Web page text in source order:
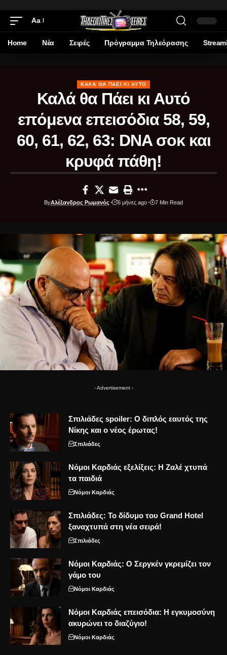
Aa
Home Νέα Σειρές Πρόγραμμα Τηλεόρασης
ΚΑΛΆ ΘΑ ΠΆΕΙ ΚΙ ΑΥΤΌ
Καλά θα Πάει κι Αυτό
επόμενα επεισόδια 58, 59,
60, 61, 62, 63: DNA σοκ και
κρυφά πάθη!
ByΑλέξανδρος Ρωμανός 6 μήνες ago 7 Min Read
- Advertisement -
Σπιλιάδες spoiler: Ο διπλός εαυτός της
Νίκης και ο νέος έρωτας!
Σπιλιάδες
Νόμοι Καρδιάς εξελίξεις: Η Ζαλέ χτυπά
τα παιδιά
Νόμοι Καρδιάς
Σπιλιάδες: Το δίδυμο του Grand Hotel
ξαναχτυπά στη νέα σειρά!
Σπιλιάδες
Νόμοι Καρδιάς: Ο Σεργκέν γκρεμίζει τον
γάμο του
Νόμοι Καρδιάς
Νόμοι Καρδιάς επεισόδια: Η εγκυμοσύνη
ακυρώνει το διαζύγιο!
Νόμοι Καρδιάς